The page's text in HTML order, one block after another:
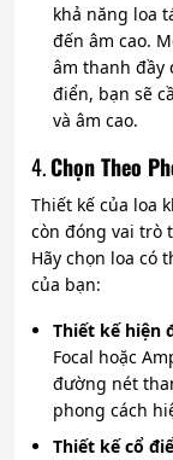
khả năng loa
đến âm cao.
âm thanh đầy
điển, bạn sẽ
và âm cao.
4.Chọn Theo
Thiết kế của loa
còn đóng vai trò
Hãy chọn loa có
của bạn:
Thiết kế hiện
Focal hoặc
đường nét
phong cách
Thiết kế cổ